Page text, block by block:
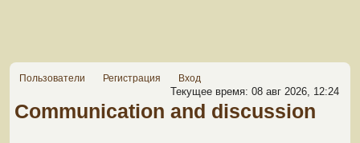
Пользователи Регистрация Вход
Текущее время: 08 авг 2026, 12:24
Communication and discussion